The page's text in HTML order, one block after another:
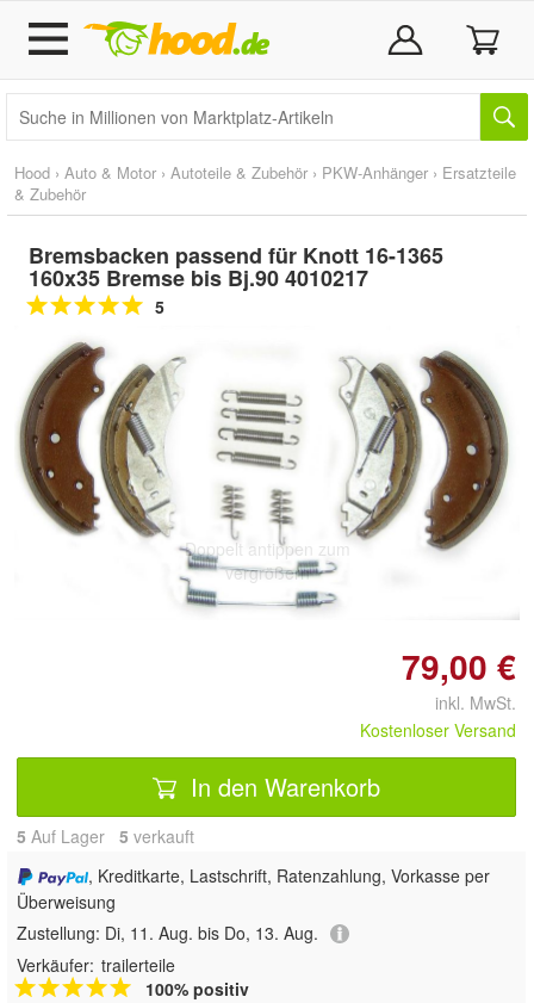
Hood › Auto & Motor › Autoteile & Zubehör › PKW-Anhänger › Ersatzteile
& Zubehör
Bremsbacken passend für Knott 16-1365
160x35 Bremse bis Bj.90 4010217
5
Doppelt antippen zum
vergrößern
79,00 €
inkl. MwSt.
Kostenloser Versand
In den Warenkorb
5 Auf Lager 5 verkauft
, Kreditkarte, Lastschrift, Ratenzahlung, Vorkasse per
Überweisung
Zustellung: Di, 11. Aug. bis Do, 13. Aug.
Verkäufer: trailerteile
100% positiv